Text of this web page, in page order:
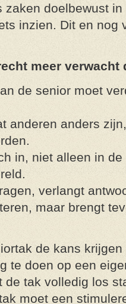
zaken doelbewust
inzien. Dit en nog
meer verwacht
de senior moet
anderen anders
in, niet alleen in
verlangt
maar brengt
de kans
te doen op een
de tak volledig los
moet een